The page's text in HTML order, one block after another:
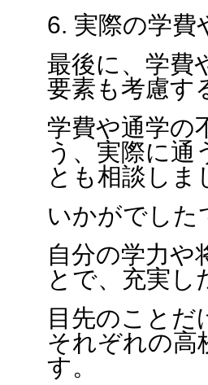
6. 実際の学費
最後に、学費
要素も考慮す
学費や通学の
う、実際に通
とも相談しま
いかがでした
自分の学力や
とで、充実し
目先のことだ
それぞれの高
す。